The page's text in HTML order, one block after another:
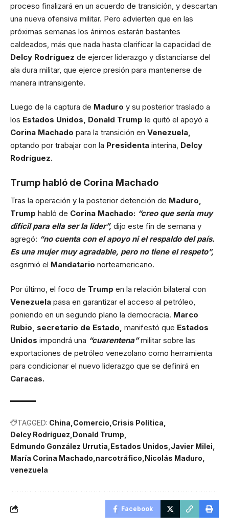
proceso finalizará en un acuerdo de transición, y descartan
una nueva ofensiva militar. Pero advierten que en las
próximas semanas los ánimos estarán bastantes
caldeados, más que nada hasta clarificar la capacidad de
Delcy Rodríguez de ejercer liderazgo y distanciarse del
ala dura militar, que ejerce presión para mantenerse de
manera intransigente.
Luego de la captura de Maduro y su posterior traslado a
los Estados Unidos, Donald Trump le quitó el apoyó a
Corina Machado para la transición en Venezuela,
optando por trabajar con la Presidenta interina, Delcy
Rodríguez.
Trump habló de Corina Machado
Tras la operación y la posterior detención de Maduro,
Trump habló de Corina Machado: “creo que sería muy
difícil para ella ser la líder”, dijo este fin de semana y
agregó: “no cuenta con el apoyo ni el respaldo del país.
Es una mujer muy agradable, pero no tiene el respeto”,
esgrimió el Mandatario norteamericano.
Por último, el foco de Trump en la relación bilateral con
Venezuela pasa en garantizar el acceso al petróleo,
poniendo en un segundo plano la democracia. Marco
Rubio, secretario de Estado, manifestó que Estados
Unidos impondrá una “cuarentena”militar sobre las
exportaciones de petróleo venezolano como herramienta
para condicionar el nuevo liderazgo que se definirá en
Caracas.
TAGGED: China Comercio Crisis Política
Delcy Rodríguez Donald Trump
Edmundo González Urrutia Estados Unidos Javier Milei
María Corina Machado narcotráfico Nicolás Maduro
venezuela
Facebook